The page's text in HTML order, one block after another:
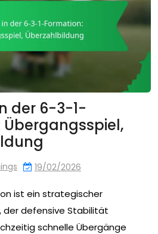
der 6-3-1-
Übergangsspiel,
19/02/2026
ist ein strategischer
der defensive Stabilität
schnelle Übergänge